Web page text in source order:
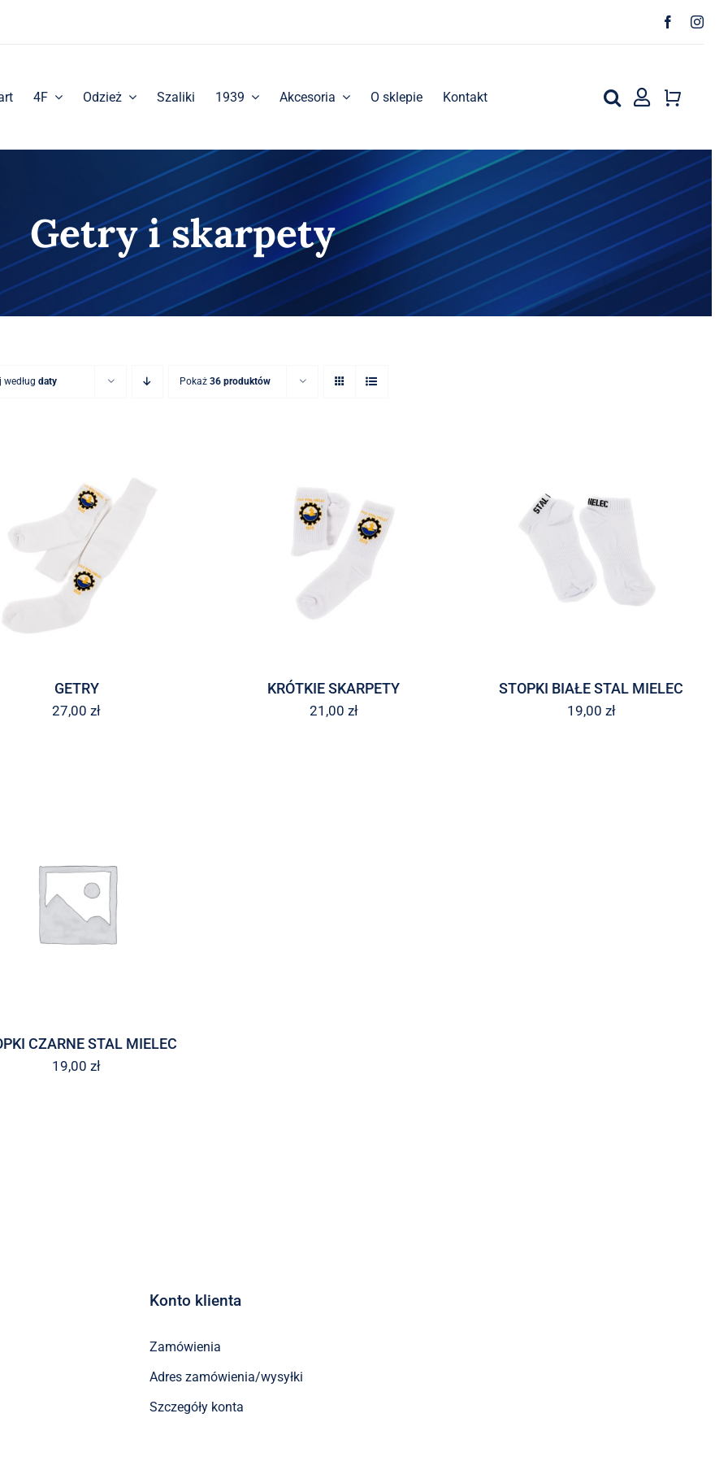
4F Odzież Szaliki 1939 Akcesoria O sklepie Kontakt
Getry i skarpety
według daty Pokaż 36 produktów
GETRY
27,00zł
KRÓTKIE SKARPETY
21,00 zł
STOPKI BIAŁE STAL MIELEC
19,00 zł
CZARNE STAL MIELEC
19,00zł
Konto klienta
Zamówienia
Adres zamówienia/wysyłki
Szczegóły konta